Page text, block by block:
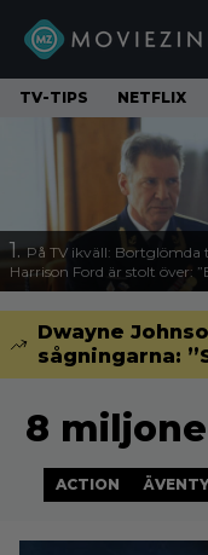
TV-TIPS NETFLIX
1. På TV ikväll: Bortglömda
Harrison Ford är stolt över:
Dwayne
sågningarna:
8
ACTION